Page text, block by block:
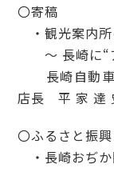
〇寄稿
・観光案内
～ 長崎に“
長崎自動車
店長 平 家 達
〇ふるさと振興
・長崎おぢ